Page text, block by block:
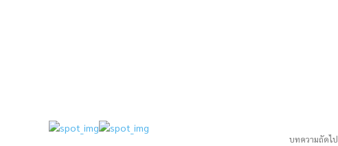
บทความถัดไป